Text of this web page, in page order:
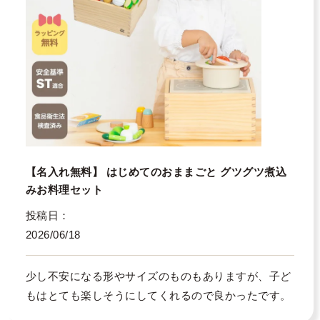
【名入れ無料】 はじめてのおままごと グツグツ煮込
みお料理セット
投稿日
2026/06/18
少し不安になる形やサイズのものもありますが、子ど
もはとても楽しそうにしてくれるので良かったです。